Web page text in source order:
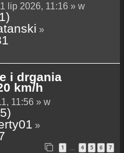
lip 2026, 11:16 » w
»
i drgania
km/h
11:56 » w
»
1 … 4 5 6 7